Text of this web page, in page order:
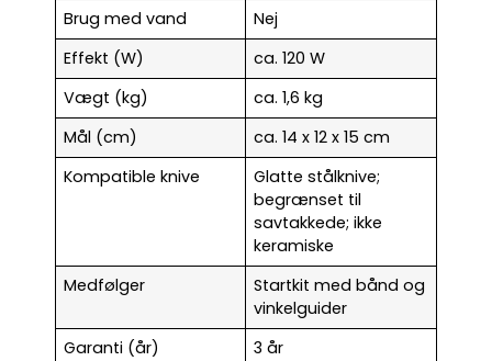
Brug med vand
Nej
Effekt (W)
ca. 120 W
Vægt (kg)
ca. 1,6 kg
Mål (cm)
ca. 14 x 12 x 15 cm
Kompatible knive
Glatte stålknive;
begrænset til
savtakkede; ikke
keramiske
Medfølger
Startkit med bånd og
vinkelguider
Garanti (år)
3 år